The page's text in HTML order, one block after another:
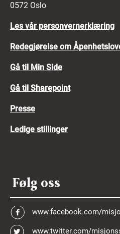
0572 Oslo
Les vår personvernerklæring
Redegjørelse om
Gå til Min Side
Gå til Sharepoint
Presse
Ledige stillinger
Følg oss
www.facebook.com/
www.twitter.com/